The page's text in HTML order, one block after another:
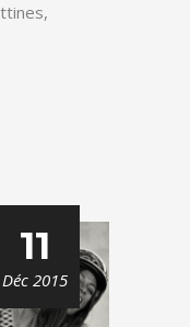
11
Déc 2015